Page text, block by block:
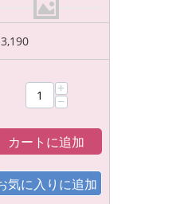
3,190
+
−
カートに追加